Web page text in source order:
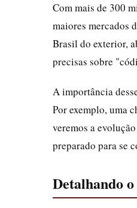
Com mais de 300
maiores mercados
Brasil do exterior,
precisas sobre
A importância
Por exemplo, uma
veremos a
preparado para se
Detalhando